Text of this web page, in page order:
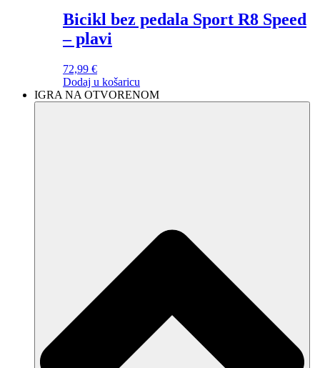
Bicikl bez pedala Sport R8 Speed
– plavi
72,99 €
Dodaj u košaricu
IGRA NA OTVORENOM